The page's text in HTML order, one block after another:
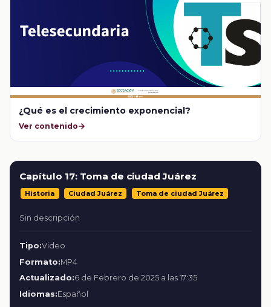
¿Qué es el crecimiento exponencial?
Ver contenido
Capítulo 17: Toma de ciudad Juárez
Historia Ciudad Juárez Toma de ciudad Juárez
Sin descripción
Tipo:Video
Formato:MP4
Actualizado:6 de Febrero de 2025 a las 17:35
Idiomas:Español